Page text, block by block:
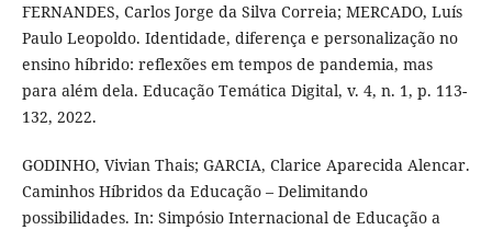
FERNANDES, Carlos Jorge da Silva Correia; MERCADO, Luís
Paulo Leopoldo. Identidade, diferença e personalização no
ensino híbrido: reflexões em tempos de pandemia, mas
para além dela. Educação Temática Digital, v. 4, n. 1, p. 113-
132, 2022.
GODINHO, Vivian Thais; GARCIA, Clarice Aparecida Alencar.
Caminhos Híbridos da Educação – Delimitando
possibilidades. In: Simpósio Internacional de Educação a